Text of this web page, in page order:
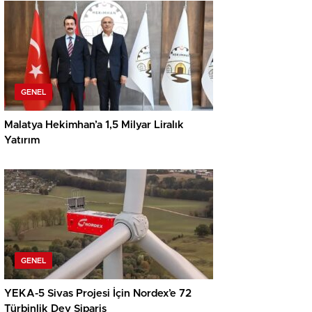
GENEL
Malatya Hekimhan’a 1,5 Milyar Liralık
Yatırım
GENEL
YEKA-5 Sivas Projesi İçin Nordex’e 72
Türbinlik Dev Sipariş